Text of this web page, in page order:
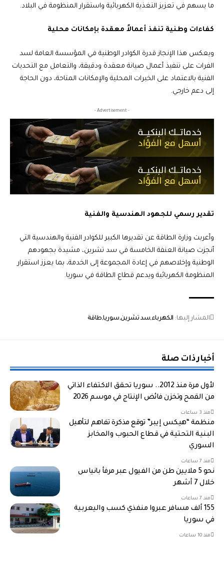
ما يسهم في تعزيز التغذية الكهربائية واستقرار المنظومة في البلاد.
كفاءات وطنية تنفذ أعمالاً معقدة بإمكانات محلية
ويعكس هذا الإنجاز قدرة الكوادر الوطنية في المؤسسة العامة لسد
الفرات على تنفيذ أعمال صيانة معقدة ودقيقة، والتعامل مع التحديات
الفنية بالاعتماد على الخبرات المحلية والإمكانات المتاحة، دون الحاجة
إلى دعم خارجي.
- Advertisement -
تقدير رسمي للجهود الهندسية والفنية
وأعربت وزارة الطاقة عن تقديرها الكبير للكوادر الفنية والهندسية التي
أنجزت صيانة العنفة الخامسة في سد تشرين، مشيدة بجهودهم
الوطنية وإخلاصهم في إعادة المجموعة إلى الخدمة، بما يعزز استقرار
المنظومة الكهربائية ويدعم قطاع الطاقة في سوريا.
المشار إليها: الكهرباءسد تشرين سوريا طاقة
أخبار ذات صلة
لأول مرة منذ 2012.. سوريا تحقق الاكتفاء الذاتي
من القمح وتخزن فائض الإنتاج في موسم 2026
منذ 3 ساعات
منظمة “هيكس إيبر” توقع مذكرة تفاهم لتأهيل
البنية التحتية في قطاع الحبوب والمخابز
السوري
منذ 7 ساعات
نحو 5 ملايين طن من الفيول عبر مرفأ بانياس
خلال 7 أشهر
منذ 7 ساعات
155 ألف مسافر عبروا منفذي كسب واليعربية
في سوريا
منذ 10 ساعات